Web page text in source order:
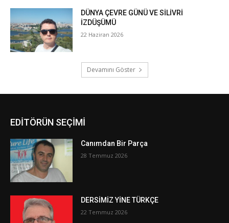
EDİTÖRÜN SEÇİMİ
Canımdan Bir Parça
28 Temmuz 2026
DERSİMİZ YİNE TÜRKÇE
22 Temmuz 2026